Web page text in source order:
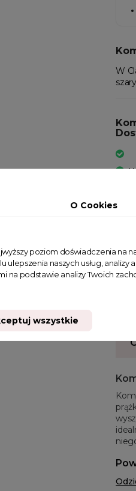
W
O Cookies
poziom doświadczenia na
naszych usług, analizy a
na podstawie analizy Twoich
wszystkie